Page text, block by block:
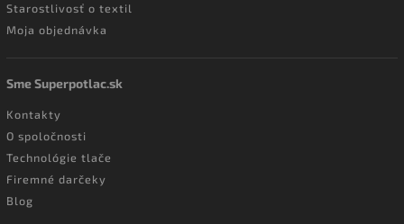
Starostlivosť o textil
Moja objednávka
Sme Superpotlac.sk
Kontakty
O spoločnosti
Technológie tlače
Firemné darčeky
Blog